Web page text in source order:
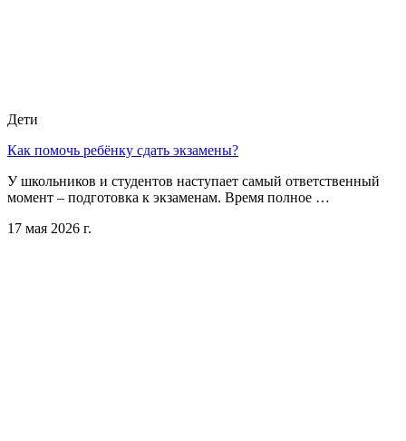
Дети
Как помочь ребёнку сдать экзамены?
У школьников и студентов наступает самый ответственный
момент – подготовка к экзаменам. Время полное …
17 мая 2026 г.